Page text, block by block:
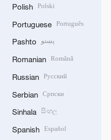
Polish Polski
Portuguese Português
Pashto پښتو
Romanian Română
Russian Русский
Serbian Српски
Sinhala සිංහල
Spanish Español